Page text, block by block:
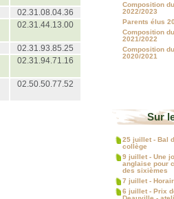
02.31.08.04.36
02.31.44.13.00
02.31.93.85.25
02.31.94.71.16
02.50.50.77.52
Composition
2022/2023
Parents élus
Composition
2021/2022
Composition
2020/2021
Sur
25 juillet - Bal
collège
9 juillet - Une
anglaise pour
des sixièmes
7 juillet -
6 juillet - Prix